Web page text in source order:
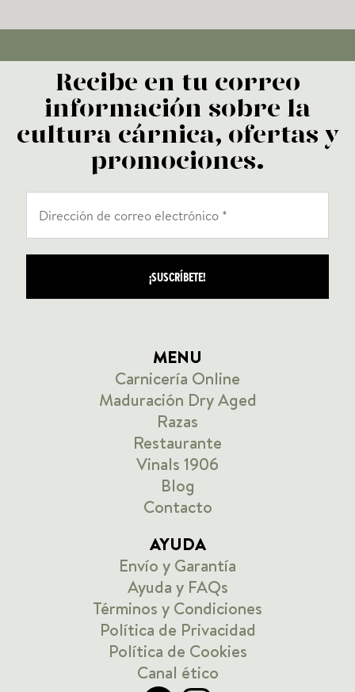
Recibe en tu correo
información sobre la
cultura cárnica, ofertas y
promociones.
MENU
Carnicería Online
Maduración Dry Aged
Razas
Restaurante
Vinals 1906
Blog
Contacto
AYUDA
Envío y Garantía
Ayuda y FAQs
Términos y Condiciones
Política de Privacidad
Política de Cookies
Canal ético